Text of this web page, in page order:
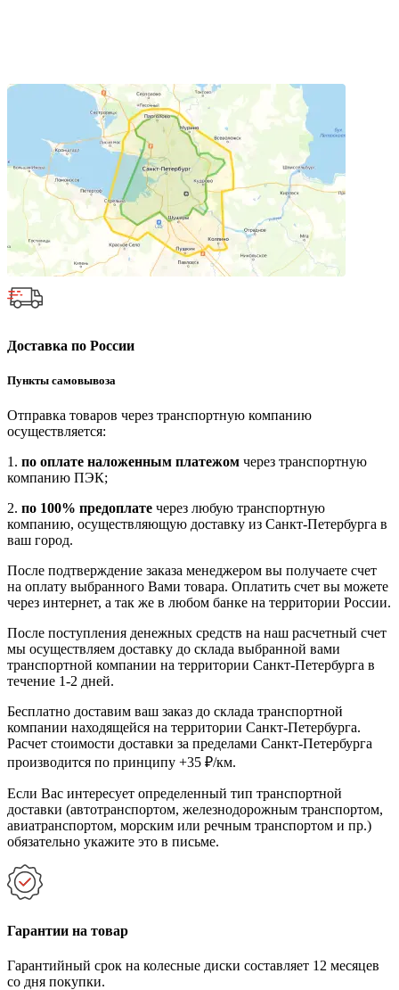
Доставка по России
Пункты самовывоза
Отправка товаров через транспортную компанию
осуществляется:
1. по оплате наложенным платежом через транспортную
компанию ПЭК;
2. по 100% предоплате через любую транспортную
компанию, осуществляющую доставку из Санкт-Петербурга в
ваш город.
После подтверждение заказа менеджером вы получаете счет
на оплату выбранного Вами товара. Оплатить счет вы можете
через интернет, а так же в любом банке на территории России.
После поступления денежных средств на наш расчетный счет
мы осуществляем доставку до склада выбранной вами
транспортной компании на территории Санкт-Петербурга в
течение 1-2 дней.
Бесплатно доставим ваш заказ до склада транспортной
компании находящейся на территории Санкт-Петербурга.
Расчет стоимости доставки за пределами Санкт-Петербурга
производится по принципу +35 ₽/км.
Если Вас интересует определенный тип транспортной
доставки (автотранспортом, железнодорожным транспортом,
авиатранспортом, морским или речным транспортом и пр.)
обязательно укажите это в письме.
Гарантии на товар
Гарантийный срок на колесные диски составляет 12 месяцев
со дня покупки.